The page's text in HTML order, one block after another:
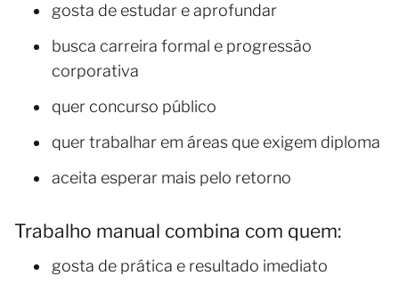
gosta de estudar e aprofundar
busca carreira formal e progressão
corporativa
quer concurso público
quer trabalhar em áreas que exigem diploma
aceita esperar mais pelo retorno
Trabalho manual combina com quem:
gosta de prática e resultado imediato